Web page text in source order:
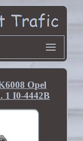
Opel
1 I0-4442B